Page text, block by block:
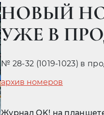
НОВЫЙ
УЖЕ В
№ 28-32 (1019-1023) в
архив номеров
Журнал OK! на